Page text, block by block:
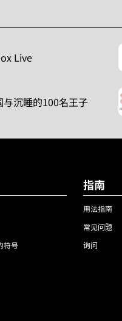
Live
与沉睡的100名王子
符号
指南
用法指南
常见问题
询问